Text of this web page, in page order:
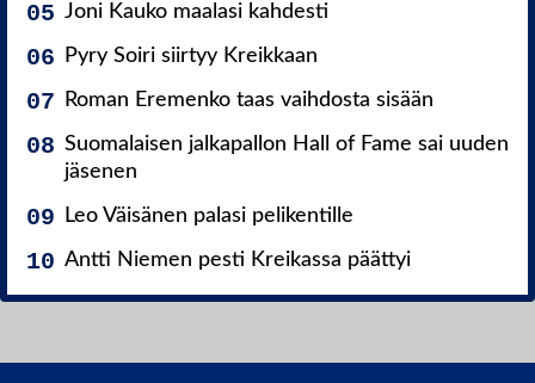
Joni Kauko maalasi kahdesti
Pyry Soiri siirtyy Kreikkaan
Roman Eremenko taas vaihdosta sisään
Suomalaisen jalkapallon Hall of Fame sai uuden
jäsenen
Leo Väisänen palasi pelikentille
Antti Niemen pesti Kreikassa päättyi